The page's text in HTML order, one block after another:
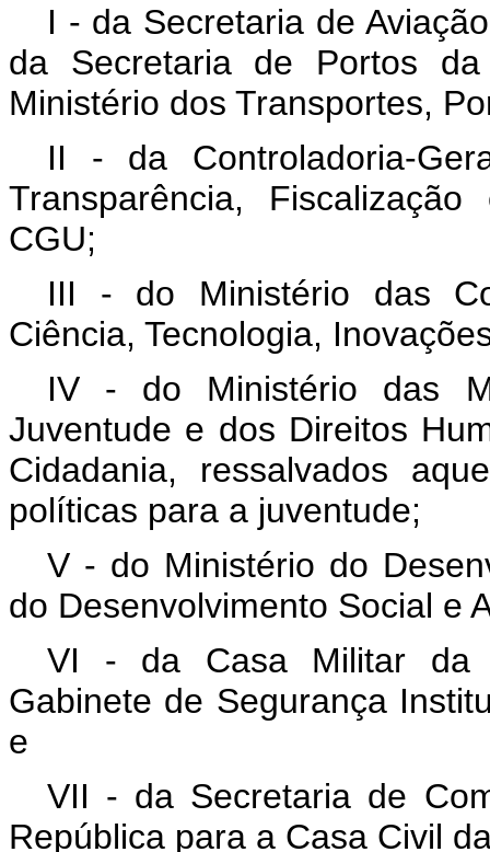
I - da Secretaria de
da Secretaria de Portos
Ministério dos Transportes,
II - da Controladoria-
Transparência,
CGU;
III - do Ministério das
Ciência, Tecnologia,
IV - do Ministério das
Juventude e dos Direitos
Cidadania, ressalvados
políticas para a juventude;
V - do Ministério do
do Desenvolvimento Social e
VI - da Casa Militar da
Gabinete de Segurança
e
VII - da Secretaria de
República para a Casa Civil